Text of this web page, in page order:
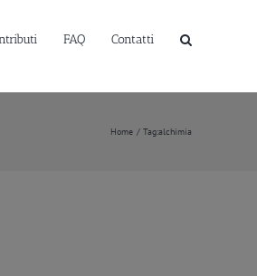
FAQ Contatti
Home Tag:alchimia